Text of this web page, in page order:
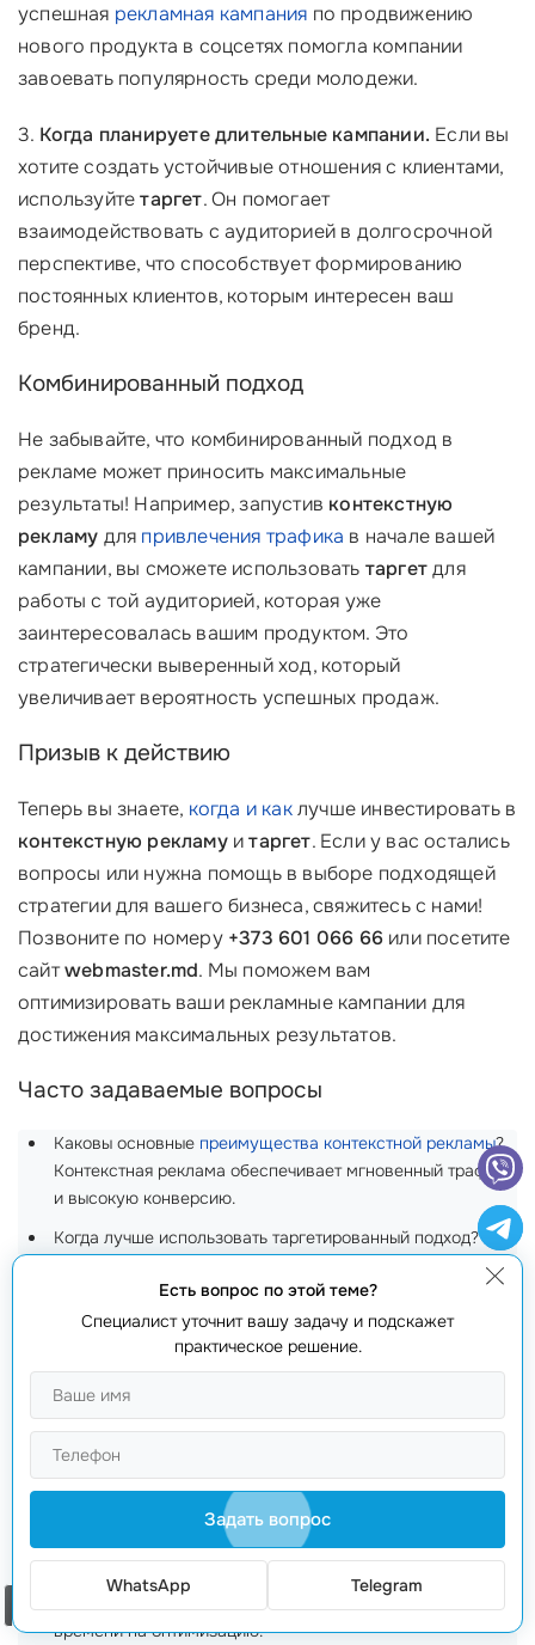
успешная рекламная кампания по продвижению
нового продукта в соцсетях помогла компании
завоевать популярность среди молодежи.
3. Когда планируете длительные кампании. Если вы
хотите создать устойчивые отношения с клиентами,
используйтетаргет. Он помогает
взаимодействовать с аудиторией в долгосрочной
перспективе, что способствует формированию
постоянных клиентов, которым интересен ваш
бренд.
Комбинированный подход
Не забывайте, что комбинированный подход в
рекламе может приносить максимальные
результаты! Например, запустив контекстную
рекламу для привлечения трафика в начале вашей
кампании, вы сможете использовать таргетдля
работы с той аудиторией, которая уже
заинтересовалась вашим продуктом. Это
стратегически выверенный ход, который
увеличивает вероятность успешных продаж.
Призыв к действию
Теперь вы знаете, когда и каклучше инвестировать в
контекстную рекламуитаргет. Если у вас остались
вопросы или нужна помощь в выборе подходящей
стратегии для вашего бизнеса, свяжитесь с нами!
Позвоните по номеру +373 601 066 66 или посетите
сайтwebmaster.md. Мы поможем вам
оптимизировать ваши рекламные кампании для
достижения максимальных результатов.
Часто задаваемые вопросы
Каковы основные преимущества контекстной рекламы?
Контекстная реклама обеспечивает мгновенный трафик
и высокую конверсию.
Когда лучше использовать таргетированный подход?
формирования бренда.
Можно ли комбинировать оба метода?
Да, это позволяет достичь наилучших результатов,
используя сильные стороны обоих подходов.
Как определить бюджет для рекламы?
Определите процент от вашего дохода или используйте
метод проб и ошибок, фиксируя результаты.
Сколько времени занимает настройка рекламной
кампании?
Контекстная реклама может быть запущена за
считанные часы, тогда как таргет требует больше
времени на оптимизацию.
Есть вопрос по этой теме?
Специалист уточнит вашу задачу и подскажет
практическое решение.
Задать вопрос
WhatsApp Telegram
Заказать звонок